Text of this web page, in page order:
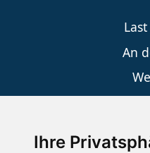
Ihre
An